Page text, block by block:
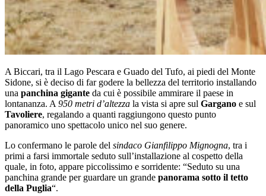
A Biccari, tra il Lago Pescara e Guado del Tufo, ai piedi del Monte
Sidone, si è deciso di far godere la bellezza del territorio installando
una panchina gigante da cui è possibile ammirare il paese in
lontananza. A 950 metri d’altezza la vista si apre sul Gargano e sul
Tavoliere, regalando a quanti raggiungono questo punto
panoramico uno spettacolo unico nel suo genere.
Lo confermano le parole del sindaco Gianfilippo Mignogna, tra i
primi a farsi immortale seduto sull’installazione al cospetto della
quale, in foto, appare piccolissimo e sorridente: “Seduto su una
panchina grande per guardare un grande panorama sotto il tetto
della Puglia“.